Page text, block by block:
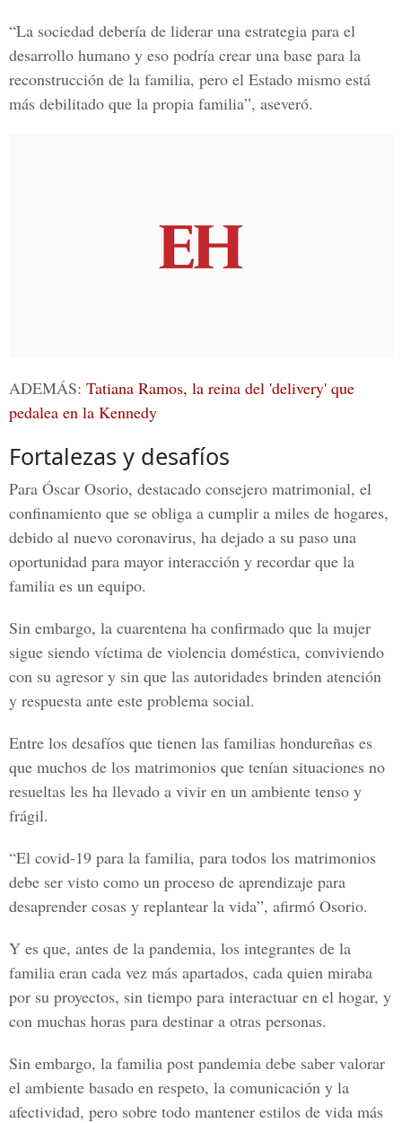
“La sociedad debería de liderar una estrategia para el
desarrollo humano y eso podría crear una base para la
reconstrucción de la familia, pero el Estado mismo está
más debilitado que la propia familia”, aseveró.
ADEMÁS: Tatiana Ramos, la reina del 'delivery' que
pedalea en la Kennedy
Fortalezas y desafíos
Para Óscar Osorio, destacado consejero matrimonial, el
confinamiento que se obliga a cumplir a miles de hogares,
debido al nuevo coronavirus, ha dejado a su paso una
oportunidad para mayor interacción y recordar que la
familia es un equipo.
Sin embargo, la cuarentena ha confirmado que la mujer
sigue siendo víctima de violencia doméstica, conviviendo
con su agresor y sin que las autoridades brinden atención
y respuesta ante este problema social.
Entre los desafíos que tienen las familias hondureñas es
que muchos de los matrimonios que tenían situaciones no
resueltas les ha llevado a vivir en un ambiente tenso y
frágil.
“El covid-19 para la familia, para todos los matrimonios
debe ser visto como un proceso de aprendizaje para
desaprender cosas y replantear la vida”, afirmó Osorio.
Y es que, antes de la pandemia, los integrantes de la
familia eran cada vez más apartados, cada quien miraba
por su proyectos, sin tiempo para interactuar en el hogar, y
con muchas horas para destinar a otras personas.
Sin embargo, la familia post pandemia debe saber valorar
el ambiente basado en respeto, la comunicación y la
afectividad, pero sobre todo mantener estilos de vida más